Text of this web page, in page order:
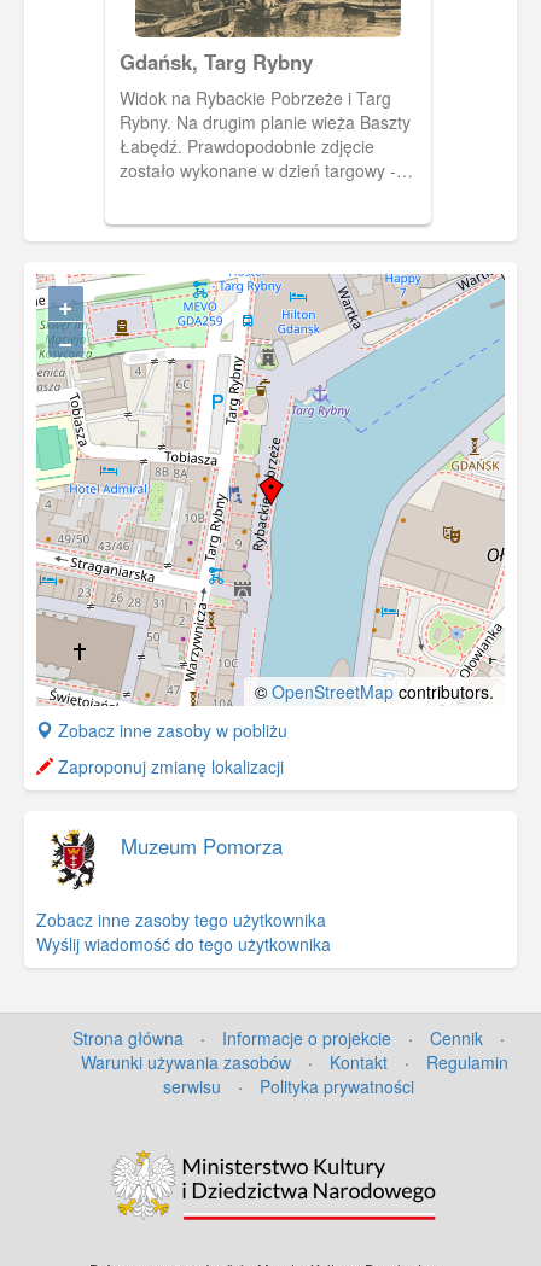
Gdańsk, Targ Rybny
Widok na Rybackie Pobrzeże i Targ
Rybny. Na drugim planie wieża Baszty
Łabędź. Prawdopodobnie zdjęcie
zostało wykonane w dzień targowy -
+
−
© OpenStreetMap contributors.
+
−
Zobacz inne zasoby w pobliżu
Zaproponuj zmianę lokalizacji
Muzeum Pomorza
Zobacz inne zasoby tego użytkownika
Wyślij wiadomość do tego użytkownika
Strona główna · Informacje o projekcie · Cennik
·
Warunki używania zasobów
· Kontakt ·
Regulamin
serwisu
· Polityka prywatności